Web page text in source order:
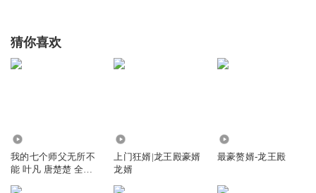
猜你喜欢
我的七个师父无所不
能 叶凡 唐楚楚 全集
上门狂婿|龙王殿豪婿
龙婿
最豪赘婿-龙王殿